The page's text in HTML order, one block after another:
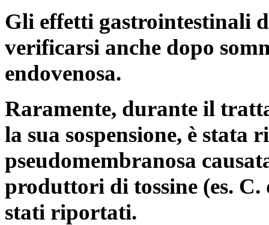
Gli effetti gastrointestinali
verificarsi anche dopo
endovenosa.
Raramente, durante il
la sua sospensione, è
pseudomembranosa
produttori di tossine (es.
stati riportati.